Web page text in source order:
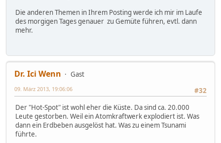
Die anderen Themen in Ihrem Posting werde ich mir im Laufe
des morgigen Tages genauer zu Gemüte führen, evtl. dann
mehr.
Dr. Ici Wenn
Gast
#32
09. März 2013, 19:06:06
Der "Hot-Spot" ist wohl eher die Küste. Da sind ca. 20.000
Leute gestorben. Weil ein Atomkraftwerk explodiert ist. Was
dann ein Erdbeben ausgelöst hat. Was zu einem Tsunami
führte.